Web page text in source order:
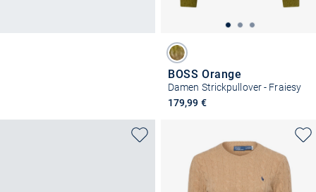
BOSS Orange
Damen Strickpullover - Fraiesy
179,99 €